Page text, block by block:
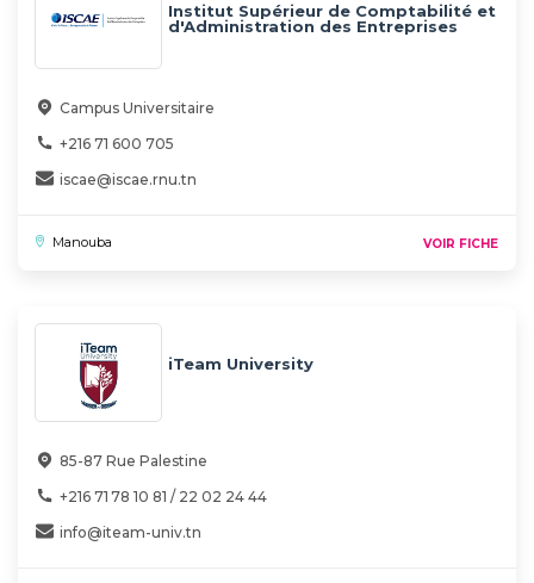
Institut Supérieur de Comptabilité et
d'Administration des Entreprises
Campus Universitaire
+216 71 600 705
iscae@iscae.rnu.tn
Manouba VOIR FICHE
iTeam University
85-87 Rue Palestine
+216 71 78 10 81 / 22 02 24 44
info@iteam-univ.tn